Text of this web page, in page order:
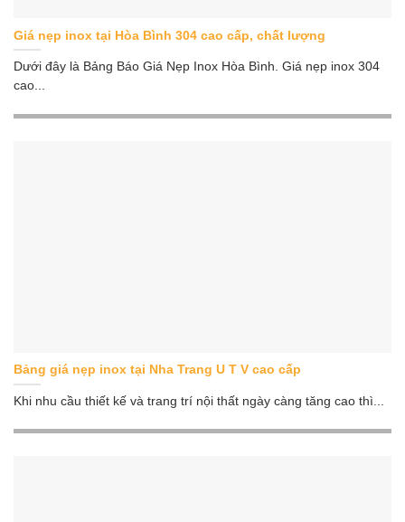
Giá nẹp inox tại Hòa Bình 304 cao cấp, chất lượng
Dưới đây là Bảng Báo Giá Nẹp Inox Hòa Bình. Giá nẹp inox 304
cao...
Bảng giá nẹp inox tại Nha Trang U T V cao cấp
Khi nhu cầu thiết kế và trang trí nội thất ngày càng tăng cao thì...